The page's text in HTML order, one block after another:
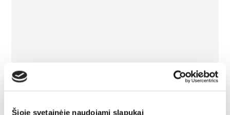
Šioje svetainėje naudojami slapukai